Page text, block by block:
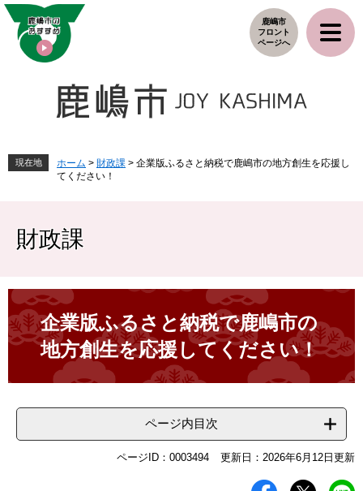
ペ
メ
鹿嶋市
フロント
ページへ
現在地 ホーム > 財政課 > 企業版ふるさと納税で鹿嶋市の地方創生を応援し
てください！
財政課
本
文
企業版ふるさと納税で鹿嶋市の
地方創生を応援してください！
ページ内目次
ページID：0003494 更新日：2026年6月12日更新